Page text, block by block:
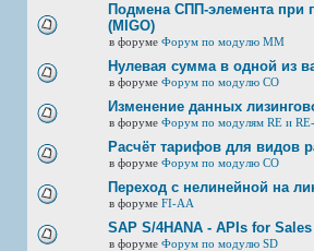
Подмена СПП-элемента при
(MIGO)
в форуме Форум по модулю ММ
Нулевая сумма в одной из
в форуме Форум по модулю СО
Изменение данных
в форуме Форум по модулям RE и
Расчёт тарифов для видов
в форуме Форум по модулю СО
Переход с нелинейной на
в форуме FI-AA
SAP S/4HANA - APIs for Sales
в форуме Форум по модулю SD